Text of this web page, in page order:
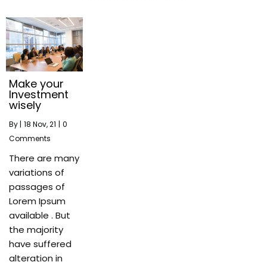
Make your
Investment
wisely
By | 18 Nov, 21 | 0
Comments
There are many
variations of
passages of
Lorem Ipsum
available . But
the majority
have suffered
alteration in